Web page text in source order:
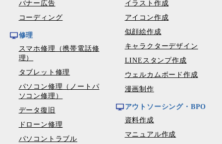
バナー広告
コーディング
修理
スマホ修理（携帯電話修
理）
タブレット修理
パソコン修理（ノートパ
ソコン修理）
データ復旧
ドローン修理
パソコントラブル
イラスト作成
アイコン作成
似顔絵作成
キャラクターデザイン
LINEスタンプ作成
ウェルカムボード作成
漫画制作
アウトソーシング・BPO
資料作成
マニュアル作成